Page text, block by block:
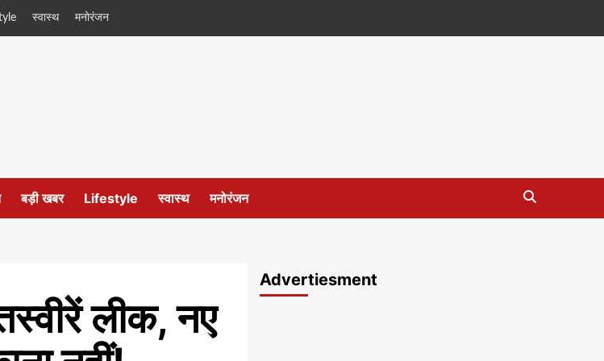
स्वास्थ मनोरंजन
बड़ी खबर Lifestyle स्वास्थ मनोरंजन
लीक, नए
Advertiesment